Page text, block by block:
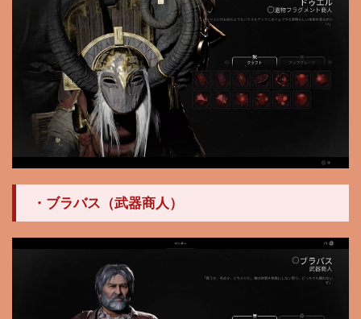
・ブラバス（武器商人）